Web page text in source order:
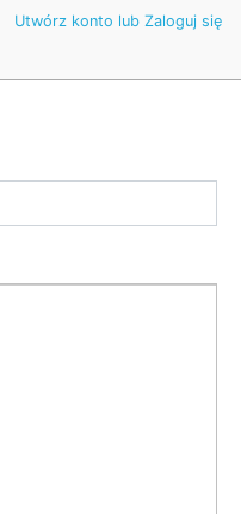
Utwórz konto lub Zaloguj się